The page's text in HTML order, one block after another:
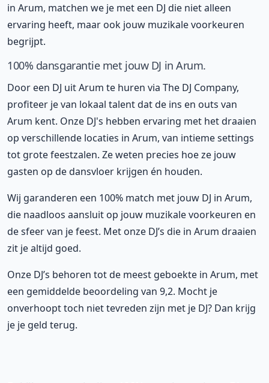
in Arum, matchen we je met een DJ die niet alleen
ervaring heeft, maar ook jouw muzikale voorkeuren
begrijpt.
100% dansgarantie met jouw DJ in Arum.
Door een DJ uit Arum te huren via The DJ Company,
profiteer je van lokaal talent dat de ins en outs van
Arum kent. Onze DJ's hebben ervaring met het draaien
op verschillende locaties in Arum, van intieme settings
tot grote feestzalen. Ze weten precies hoe ze jouw
gasten op de dansvloer krijgen én houden.
Wij garanderen een 100% match met jouw DJ in Arum,
die naadloos aansluit op jouw muzikale voorkeuren en
de sfeer van je feest. Met onze DJ’s die in Arum draaien
zit je altijd goed.
Onze DJ’s behoren tot de meest geboekte in Arum, met
een gemiddelde beoordeling van 9,2. Mocht je
onverhoopt toch niet tevreden zijn met je DJ? Dan krijg
je je geld terug.